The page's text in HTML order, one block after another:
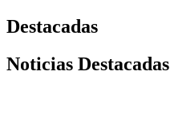
Destacadas
Noticias Destacadas